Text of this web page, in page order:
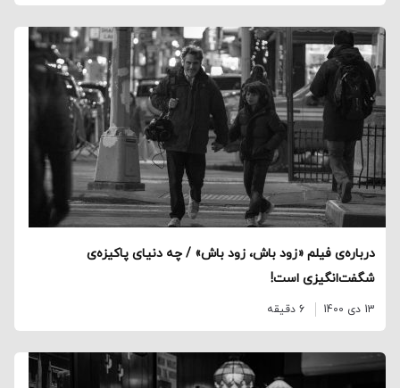
درباره‌ی فیلم «زود باش، زود باش» / چه دنیای پاکیزه‌ی
شگفت‌انگیزی است!
13 دی 1400 6 دقیقه